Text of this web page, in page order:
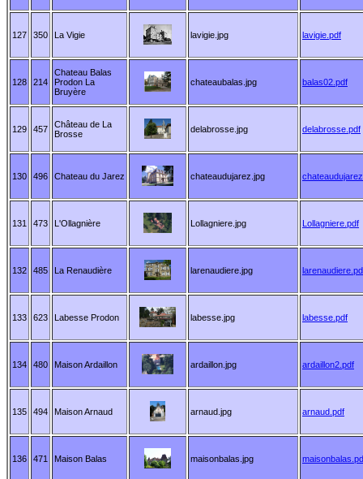
127 350 La Vigie lavigie.jpg lavigie.pdf
128 214
Chateau Balas
Prodon La
Bruyère
chateaubalas.jpg balas02.pdf
129 457
Château de La
Brosse
delabrosse.jpg delabrosse.pdf
130 496 Chateau du Jarez chateaudujarez.jpg
131 473 L'Ollagnière Lollagniere.jpg Lollagniere.pdf
132 485 La Renaudière larenaudiere.jpg
133 623 Labesse Prodon labesse.jpg labesse.pdf
134 480 Maison Ardaillon ardaillon.jpg ardaillon2.pdf
135 494 Maison Arnaud arnaud.jpg arnaud.pdf
136 471 Maison Balas maisonbalas.jpg